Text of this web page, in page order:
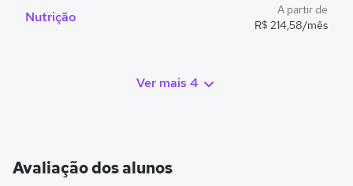
Nutrição
A partir de
R$ 214,58/mês
Ver mais 4
Avaliação dos alunos